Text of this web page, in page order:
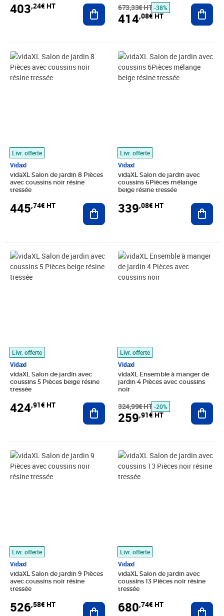
403,24€ HT Ajouter au panier
673,33€ HT -38%
414,08€ HT
Livr. offerte
Vidaxl
vidaXL Salon de jardin 8 Pièces
avec coussins noir résine
tressée
445,74€ HT
Prix 445,74€ HT
Ajouter au panier
Livr. offerte
Vidaxl
vidaXL Salon de jardin avec
coussins 6Pièces mélange
beige résine tressée
339,08€ HT
Prix 339,08€ HT
Livr. offerte
Vidaxl
vidaXL Salon de jardin avec
coussins 5 Pièces beige résine
tressée
424,91€ HT
Prix 424,91€ HT
Ajouter au panier
Livr. offerte
Vidaxl
vidaXL Ensemble à manger de
jardin 4 Pièces avec coussins
noir
324,99€ HT
Prix barré 324,99€ HT
-20%
259,91€ HT
Prix 259,91€ HT
Livr. offerte
Vidaxl
vidaXL Salon de jardin 9 Pièces
avec coussins noir résine
tressée
526,58€ HT
Prix 526,58€ HT
Ajouter au panier
Livr. offerte
Vidaxl
vidaXL Salon de jardin avec
coussins 13 Pièces noir résine
tressée
680,74€ HT
Prix 680,74€ HT